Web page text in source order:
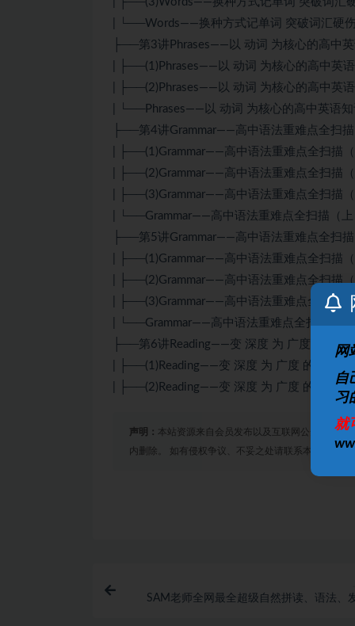
| └──Words——换种方式记单词 突破词汇硬
├──第3讲Phrases——以 动词 为核心的高中
| ├──(1)Phrases——以 动词 为核心的高中英
| ├──(2)Phrases——以 动词 为核心的高中英
| └──Phrases——以 动词 为核心的高中英语
├──第4讲Grammar——高中语法重难点全扫
| ├──(1)Grammar——高中语法重难点全扫描
| ├──(2)Grammar——高中语法重难点全扫描
| ├──(3)Grammar——高中语法重难点全扫描
| └──Grammar——高中语法重难点全扫描（
├──第5讲Grammar——高中语法重难点全扫
| ├──(1)Grammar——高中语法重难点全扫描
| ├──(2)Grammar——高中语法重难点全扫描
| ├──(3)Grammar——高中语法重难点全扫描
| └──Grammar——高中语法重难点全扫描（
├──第6讲Reading——变 深度 为 广度 的高中
| ├──(1)Reading——变 深度 为 广度 的高中
| ├──(2)Reading——变 深度 为 广度 的高中
声明： 本站资源来自会员发布以及互联网公开收集，
内删除。 如有侵权争议、不妥之处请联系本站删除
SAM老师全网最全超级自然拼读、语法、
网
自
习
就